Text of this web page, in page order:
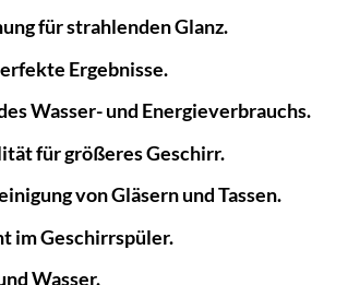
für strahlenden Glanz.
Ergebnisse.
Wasser- und Energieverbrauchs.
für größeres Geschirr.
von Gläsern und Tassen.
im Geschirrspüler.
Wasser.